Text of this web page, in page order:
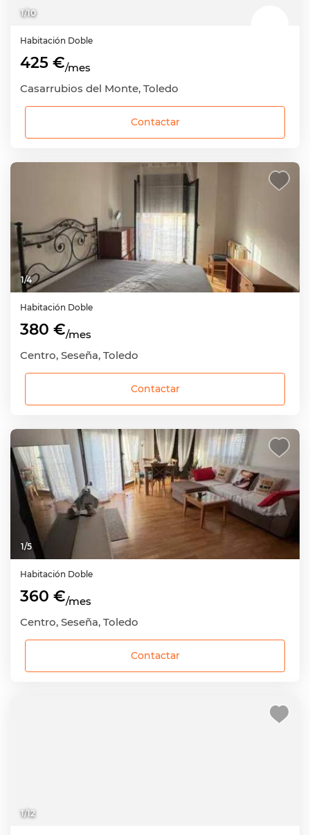
1/10
Habitación Doble
425 €/mes
Casarrubios del Monte, Toledo
Contactar
1/4
Habitación Doble
380 €/mes
Centro, Seseña, Toledo
Contactar
1/5
Habitación Doble
360 €/mes
Centro, Seseña, Toledo
Contactar
1/12